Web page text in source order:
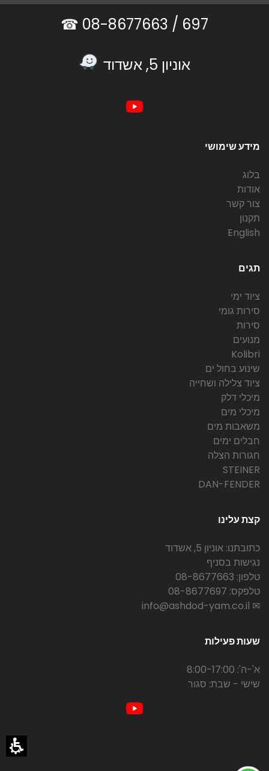
697 /
אוניון 5, אשדוד
מידע שימושי
בלוג
אודות
צור קשר
תקנון
English
תגים
ציוד ימי
סירות גומי
סירות
מנועים
Kolibri
שינוע בחול ים
ציוד צלילה ושחייה
מיכלי דלק
מיכלי מים
משאבות מים
חבלים ימים
חגורות הצלה
STEINER
DAN-FENDER
קצת עלינו
כתובתנו: אוניון 5, אשדוד
נגישות בסניף
טלפון: 08-8677663
טלפקס: 08-8677697
✉ info@ashdod-yam.co.il
שעות פעילות
א'-ה': 8:00-17:00
שישי - שבת: סגור